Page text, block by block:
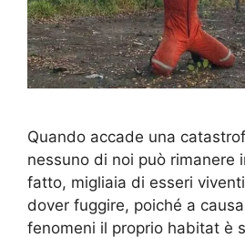
Quando accade una
nessuno di noi può rimanere
fatto, migliaia di esseri
dover fuggire, poiché a
fenomeni il proprio habitat è